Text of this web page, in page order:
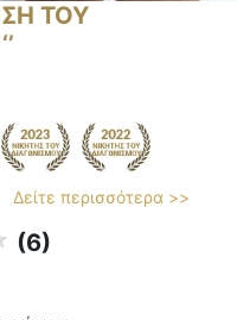
ΤΟΥ
Δείτε περισσότερα >>
(6)